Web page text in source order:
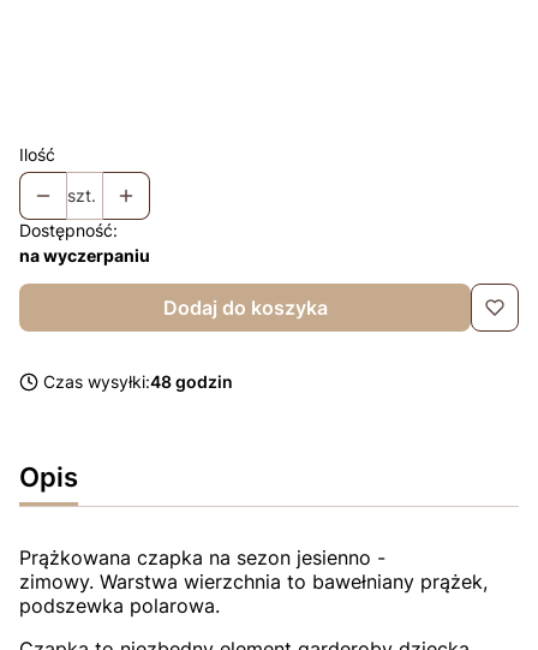
Ilość
szt.
Dostępność:
na wyczerpaniu
Dodaj do koszyka
Czas wysyłki:48 godzin
Opis
Prążkowana czapka na sezon jesienno -
zimowy. Warstwa wierzchnia to bawełniany prążek,
podszewka polarowa.